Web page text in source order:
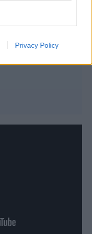
Privacy Policy